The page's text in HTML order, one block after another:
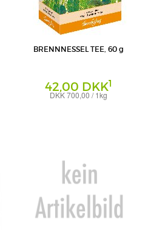
BRENNNESSEL TEE, 60 g
42,00 DKK1
DKK 700,00 / 1kg